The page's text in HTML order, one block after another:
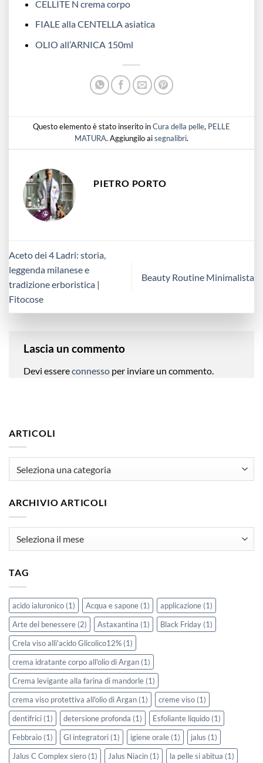
CELLITE N crema corpo
FIALE alla CENTELLA asiatica
OLIO all’ARNICA 150ml
Questo elemento è stato inserito inCura della pelle, PELLE
MATURA. Aggiungilo aisegnalibri.
PIETRO PORTO
Aceto dei 4 Ladri: storia,
leggenda milanese e
tradizione erboristica |
Fitocose
Beauty Routine Minimalista
Lascia un commento
Devi essereconnesso per inviare un commento.
ARTICOLI
ARCHIVIO ARTICOLI
TAG
acido ialuronico (1) Acqua e sapone (1) applicazione (1)
Arte del benessere (2) Astaxantina (1) Black Friday (1)
Crela viso allì'acido Glicolico12% (1)
crema idratante corpo all'olio di Argan (1)
Crema levigante alla farina di mandorle (1)
crema viso protettiva all'olio di Argan (1) creme viso (1)
dentifrici (1) detersione profonda (1) Esfoliante liquido (1)
Febbraio (1) Gl integratori (1) igiene orale (1) jalus (1)
Jalus C Complex siero (1) Jalus Niacin (1) la pelle si abitua (1)